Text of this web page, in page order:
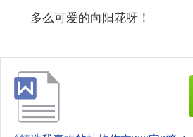
多么可爱的向阳花呀！